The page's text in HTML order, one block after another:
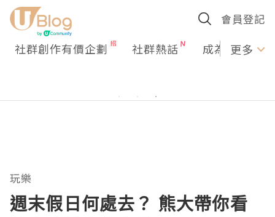
會員登記
社群創作有價企劃 社群熱話 成為U更多
玩樂
週末假日何處去？ 熊大帶你看